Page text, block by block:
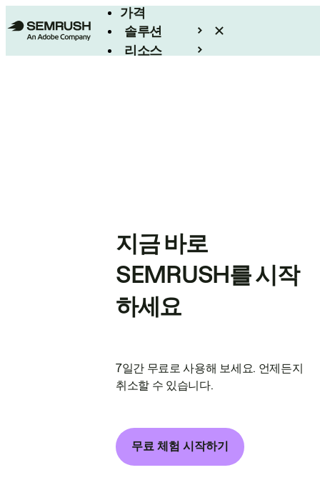
가격
솔루션
리소스
지금 바로
SEMRUSH를 시작
하세요
7일간 무료로 사용해 보세요. 언제든지
취소할 수 있습니다.
무료 체험 시작하기